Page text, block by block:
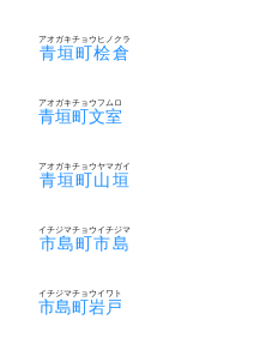
青垣町桧倉
アオガキチョウヒノクラ
青垣町文室
アオガキチョウフムロ
青垣町山垣
アオガキチョウヤマガイ
市島町市島
イチジマチョウイチジマ
市島町岩戸
イチジマチョウイワト